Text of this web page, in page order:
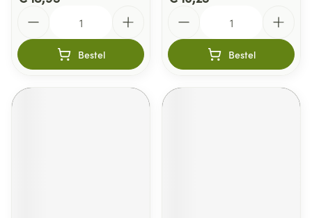
Bestel Bestel